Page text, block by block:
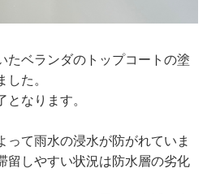
たベランダのトップコートの塗
した。
となります。
って雨水の浸水が防がれていま
留しやすい状況は防水層の劣化